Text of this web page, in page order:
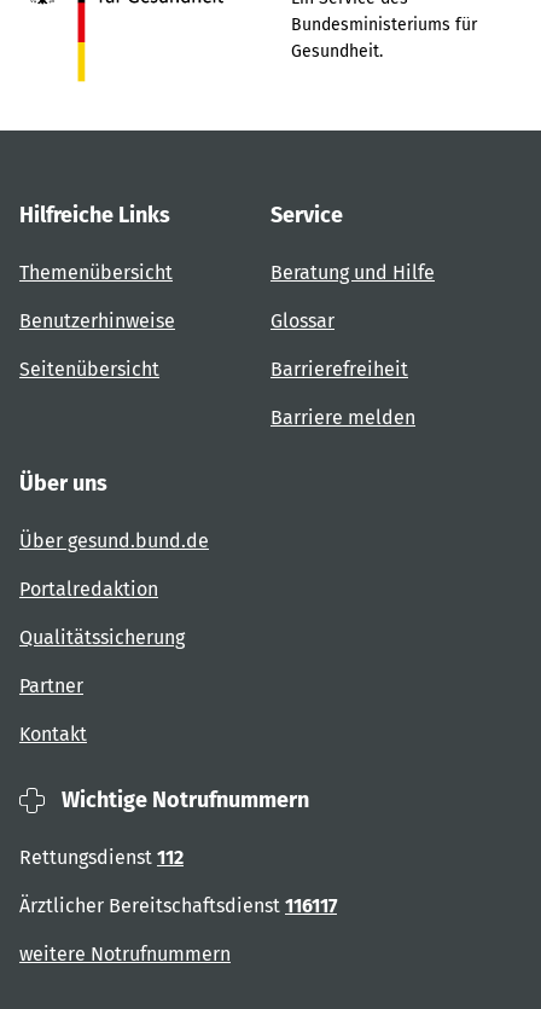
Bundesministeriums für
Gesundheit.
Hilfreiche Links
Themenübersicht
Benutzerhinweise
Seitenübersicht
Service
Beratung und Hilfe
Glossar
Barrierefreiheit
Barriere melden
Über uns
Über gesund.bund.de
Portalredaktion
Qualitätssicherung
Partner
Kontakt
Wichtige Notrufnummern
Rettungsdienst 112
Ärztlicher Bereitschaftsdienst 116117
weitere Notrufnummern